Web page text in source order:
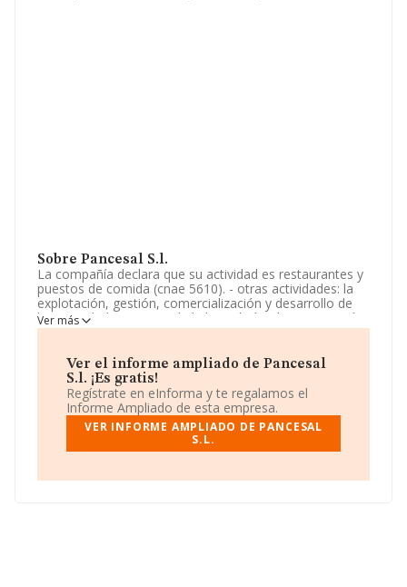
Sobre Pancesal S.l.
La compañía declara que su actividad es restaurantes y
puestos de comida (cnae 5610). - otras actividades: la
explotación, gestión, comercialización y desarrollo de
las actividades propias de la hostelería y la restauración
en general, incluida la elaboración de comidas, platos
bebi. La empresa es una Sociedad Limitada. Tiene
CNAE: 5611 - '%cnae%'. La sociedad no tiene actividad
en mercados exteriores.
La sociedad españolaPancesal S.L, CIF B09804642,
está situada en Calle Lady Smith núm. 25, (06009), en el
municipio de Badajoz, Extremadura.
Con los datos a disposición de INFORMA sobre 142.938
Ver más
Ver el informe ampliado de Pancesal
S.l. ¡Es gratis!
Regístrate en eInforma y te regalamos el
Informe Ampliado de esta empresa.
VER INFORME AMPLIADO DE PANCESAL
S.L.